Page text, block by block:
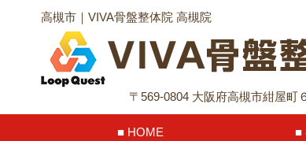
高槻市｜VIVA骨盤整体院 高槻院
〒569-0804 大阪府高槻市紺屋
HOME